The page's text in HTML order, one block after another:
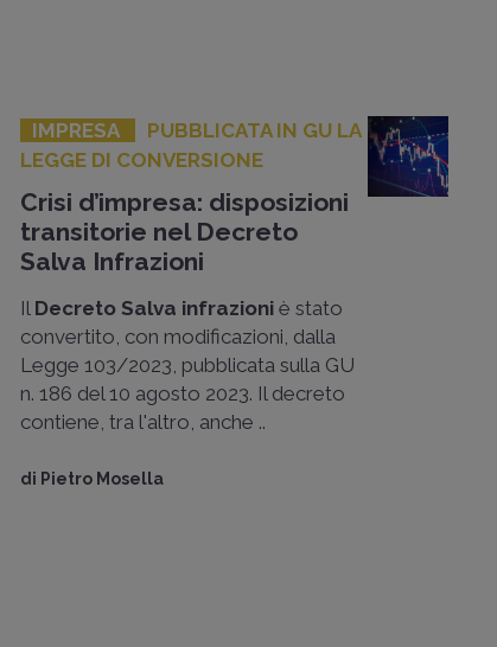
IMPRESA
PUBBLICATA IN GU LA
LEGGE DI CONVERSIONE
Crisi d’impresa: disposizioni
transitorie nel Decreto
Salva Infrazioni
Il Decreto Salva infrazioni è stato
convertito, con modificazioni, dalla
Legge 103/2023, pubblicata sulla GU
n. 186 del 10 agosto 2023. Il decreto
contiene, tra l'altro, anche ..
di Pietro Mosella